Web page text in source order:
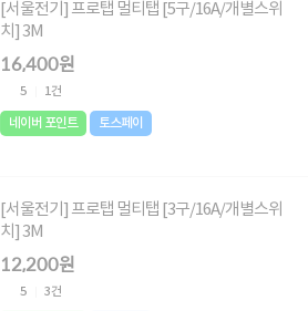
[서울전기] 프로탭 멀티탭 [5구/16A/개별스위
치] 3M
16,400원
5 1건
네이버 포인트 토스페이
[서울전기] 프로탭 멀티탭 [3구/16A/개별스위
치] 3M
12,200원
5 3건